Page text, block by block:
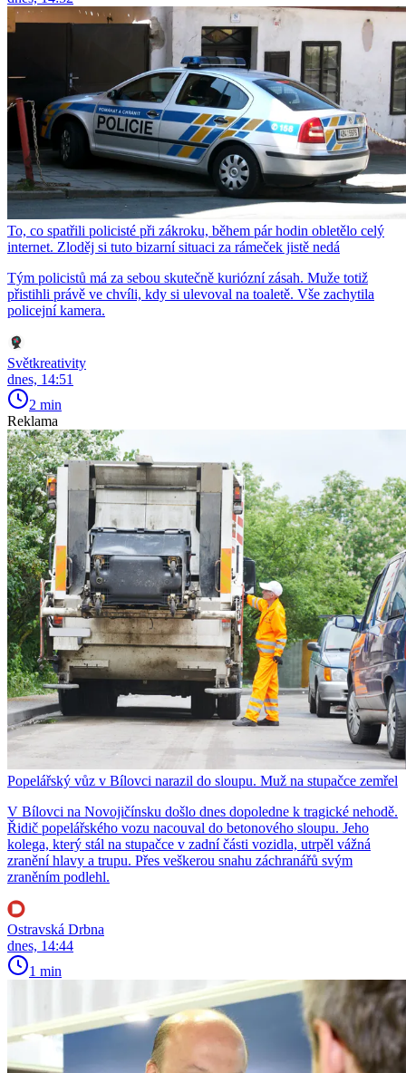
To, co spatřili policisté při zákroku, během pár hodin obletělo celý
internet. Zloděj si tuto bizarní situaci za rámeček jistě nedá
Tým policistů má za sebou skutečně kuriózní zásah. Muže totiž
přistihli právě ve chvíli, kdy si ulevoval na toaletě. Vše zachytila
policejní kamera.
Světkreativity
dnes, 14:51
2 min
Reklama
Popelářský vůz v Bílovci narazil do sloupu. Muž na stupačce zemřel
V Bílovci na Novojičínsku došlo dnes dopoledne k tragické nehodě.
Řidič popelářského vozu nacouval do betonového sloupu. Jeho
kolega, který stál na stupačce v zadní části vozidla, utrpěl vážná
zranění hlavy a trupu. Přes veškerou snahu záchranářů svým
zraněním podlehl.
Ostravská Drbna
dnes, 14:44
1 min